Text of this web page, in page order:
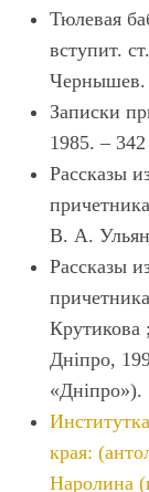
Тюлевая
вступит.
Чернышев.
Записки
1985. – 342
Рассказы
В. А.
Рассказы
Днiпро,
«Днiпро»).
края:
Наролина